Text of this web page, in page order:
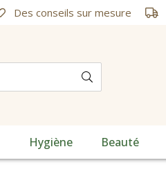
Des conseils sur mesure
Hygiène Beauté